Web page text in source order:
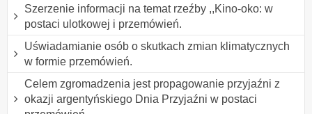
Szerzenie informacji na temat rzeźby ,,Kino-oko: w
postaci ulotkowej i przemówień.
Uświadamianie osób o skutkach zmian klimatycznych
w formie przemówień.
Celem zgromadzenia jest propagowanie przyjaźni z
okazji argentyńskiego Dnia Przyjaźni w postaci